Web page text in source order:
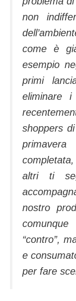
non
come è
esempio
primi
eliminare
shoppers
altri ti
nostro
“contro”,
e
per fare